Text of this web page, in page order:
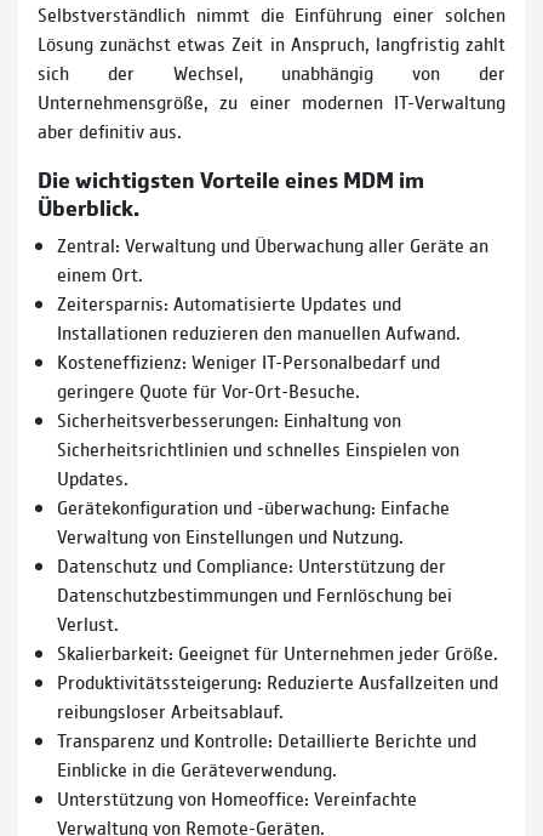
Selbstverständlich nimmt die Einführung einer solchen
Lösung zunächst etwas Zeit in Anspruch, langfristig zahlt
sich der Wechsel, unabhängig von der
Unternehmensgröße, zu einer modernen IT-Verwaltung
aber definitiv aus.
Die wichtigsten Vorteile eines MDM im
Überblick.
Zentral: Verwaltung und Überwachung aller Geräte an
einem Ort.
Zeitersparnis: Automatisierte Updates und
Installationen reduzieren den manuellen Aufwand.
Kosteneffizienz: Weniger IT-Personalbedarf und
geringere Quote für Vor-Ort-Besuche.
Sicherheitsverbesserungen: Einhaltung von
Sicherheitsrichtlinien und schnelles Einspielen von
Updates.
Gerätekonfiguration und -überwachung: Einfache
Verwaltung von Einstellungen und Nutzung.
Datenschutz und Compliance: Unterstützung der
Datenschutzbestimmungen und Fernlöschung bei
Verlust.
Skalierbarkeit: Geeignet für Unternehmen jeder Größe.
Produktivitätssteigerung: Reduzierte Ausfallzeiten und
reibungsloser Arbeitsablauf.
Transparenz und Kontrolle: Detaillierte Berichte und
Einblicke in die Geräteverwendung.
Unterstützung von Homeoffice: Vereinfachte
Verwaltung von Remote-Geräten.